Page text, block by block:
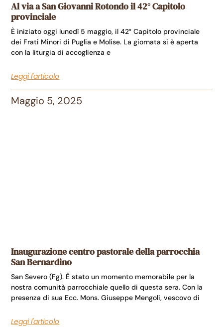
Al via a San Giovanni Rotondo il 42° Capitolo
provinciale
È iniziato oggi lunedì 5 maggio, il 42° Capitolo provinciale
dei Frati Minori di Puglia e Molise. La giornata si è aperta
con la liturgia di accoglienza e
Leggi l'articolo
Maggio 5, 2025
Inaugurazione centro pastorale della parrocchia
San Bernardino
San Severo (Fg). È stato un momento memorabile per la
nostra comunità parrocchiale quello di questa sera. Con la
presenza di sua Ecc. Mons. Giuseppe Mengoli, vescovo di
Leggi l'articolo